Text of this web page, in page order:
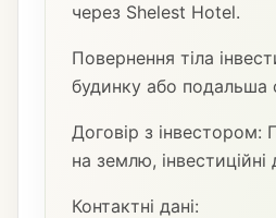
через Shelest Hotel.
Повернення тіла
будинку або подальша
Договір з інвестором:
на землю,
Контактні дані: